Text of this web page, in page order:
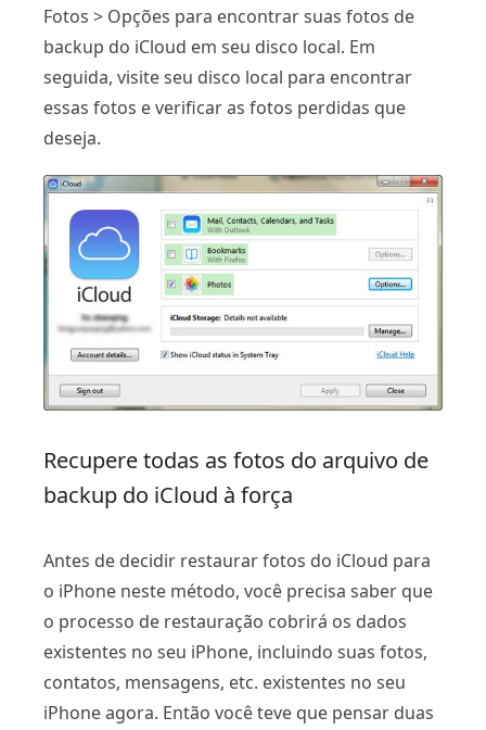
Fotos > Opções para encontrar suas fotos de
backup do iCloud em seu disco local. Em
seguida, visite seu disco local para encontrar
essas fotos e verificar as fotos perdidas que
deseja.
Recupere todas as fotos do arquivo de
backup do iCloud à força
Antes de decidir restaurar fotos do iCloud para
o iPhone neste método, você precisa saber que
o processo de restauração cobrirá os dados
existentes no seu iPhone, incluindo suas fotos,
contatos, mensagens, etc. existentes no seu
iPhone agora. Então você teve que pensar duas